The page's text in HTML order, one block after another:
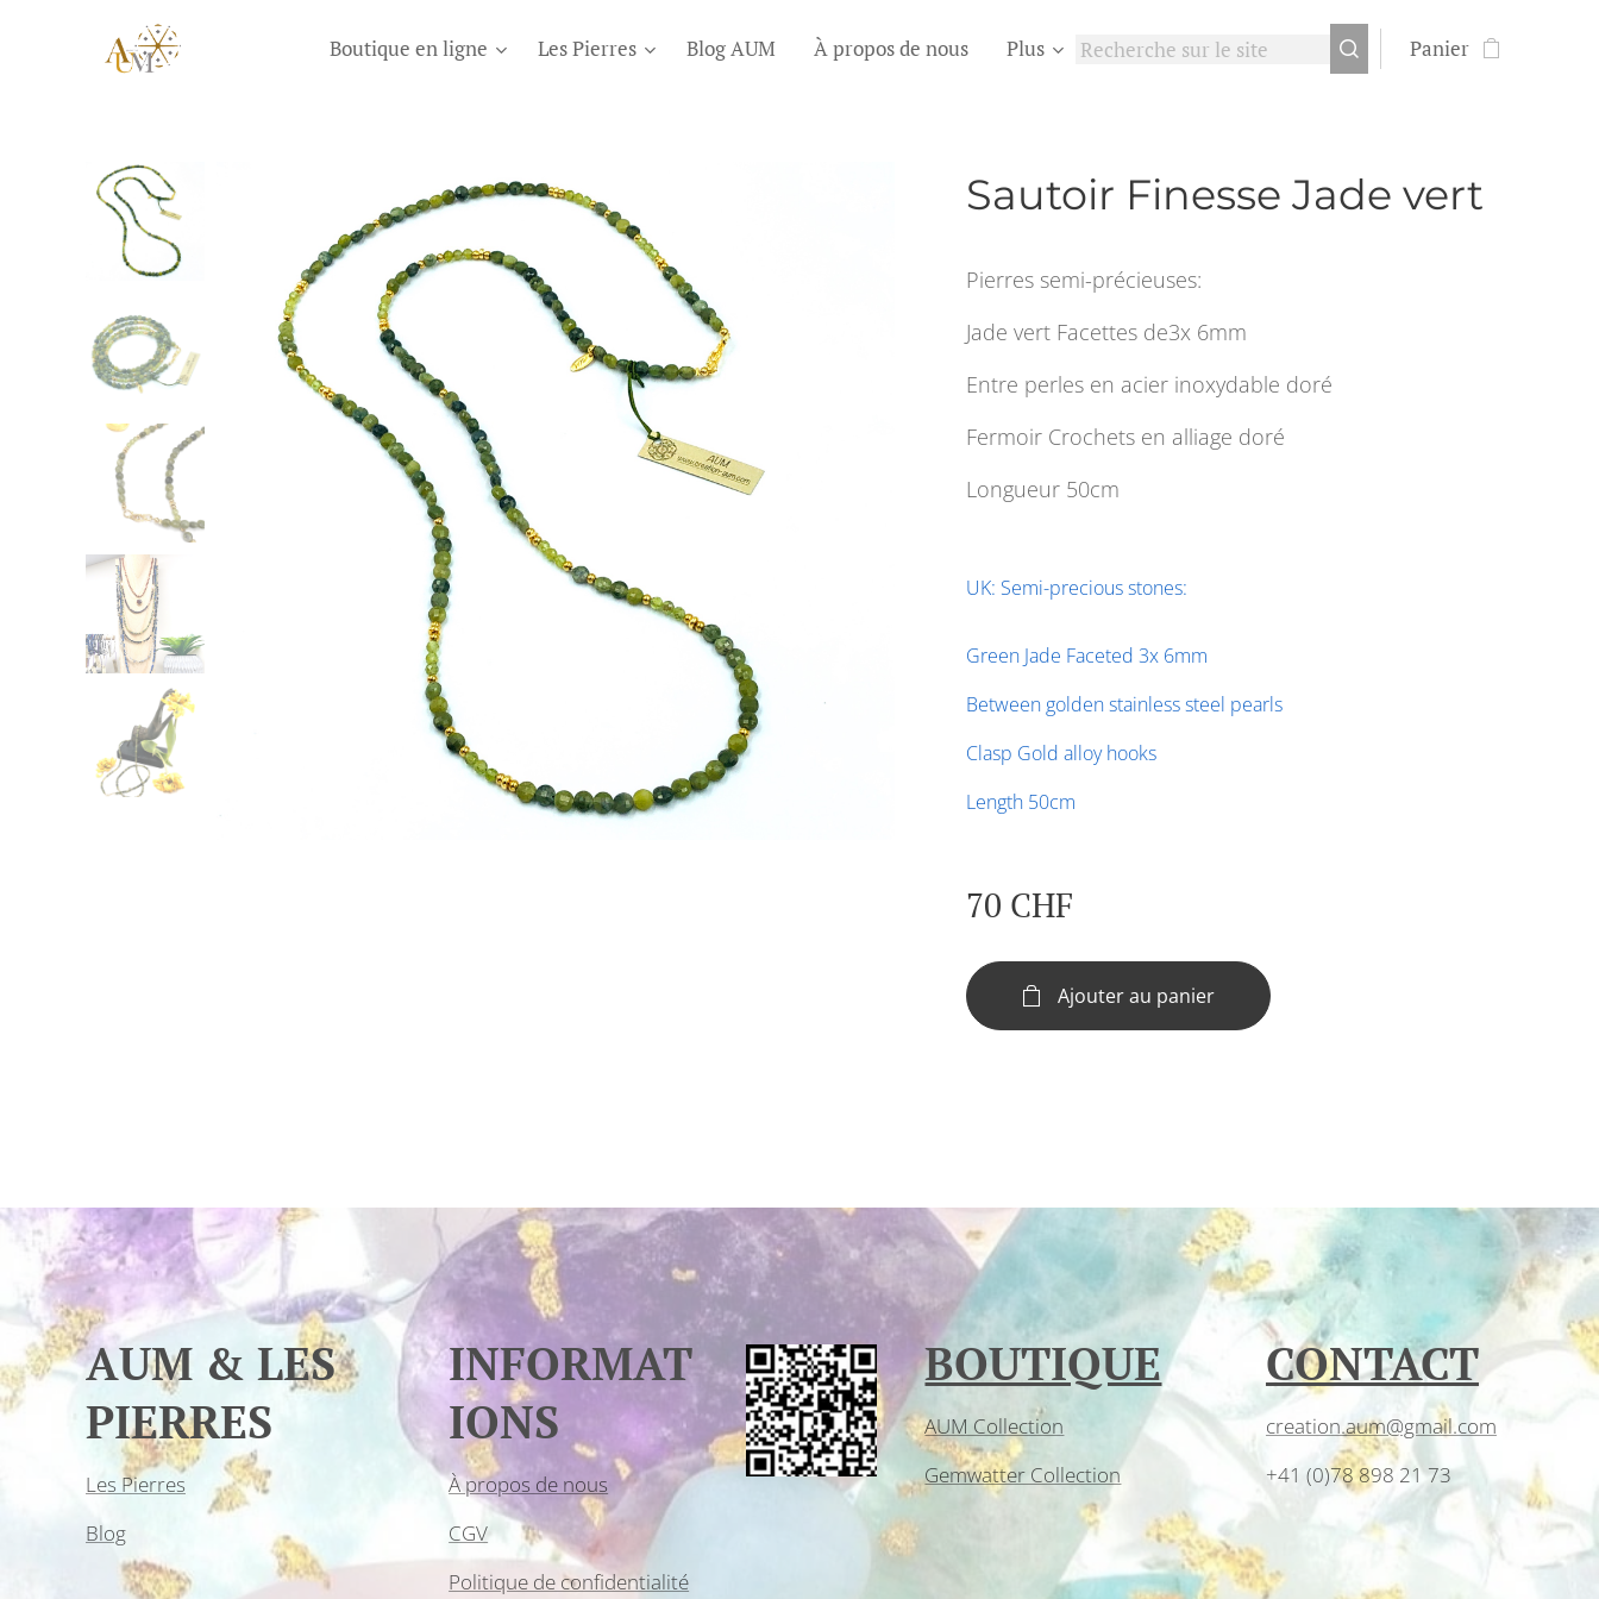
Boutique en ligne Les Pierres Blog AUM À propos de nous Plus Panier
Sautoir Finesse Jade vert
Pierres semi-précieuses:
Jade vert Facettes de3x 6mm
Entre perles en acier inoxydable doré
Fermoir Crochets en alliage doré
Longueur 50cm
UK: Semi-precious stones:
Green Jade Faceted 3x 6mm
Between golden stainless steel pearls
Clasp Gold alloy hooks
Length 50cm
70 CHF
Ajouter au panier
AUM & LES
PIERRES
Les Pierres
Blog
INFORMAT
IONS
À propos de nous
CGV
Politique de confidentialité
BOUTIQUE
AUM Collection
Gemwatter Collection
CONTACT
creation.aum@gmail.com
+41 (0)78 898 21 73